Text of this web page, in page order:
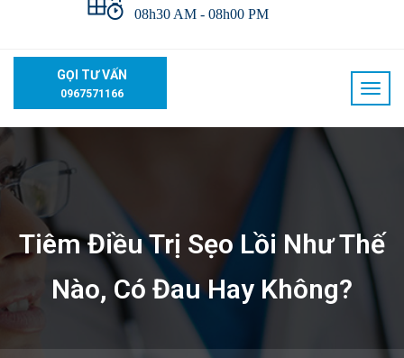
08h30 AM - 08h00 PM
GỌI TƯ VẤN
0967571166
Tiêm Điều Trị Sẹo Lồi Như Thế
Nào, Có Đau Hay Không?